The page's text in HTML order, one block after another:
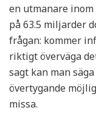
en utmanare
på 63.5 miljarder
frågan: kommer
riktigt överväga
sagt kan man
övertygande
missa.